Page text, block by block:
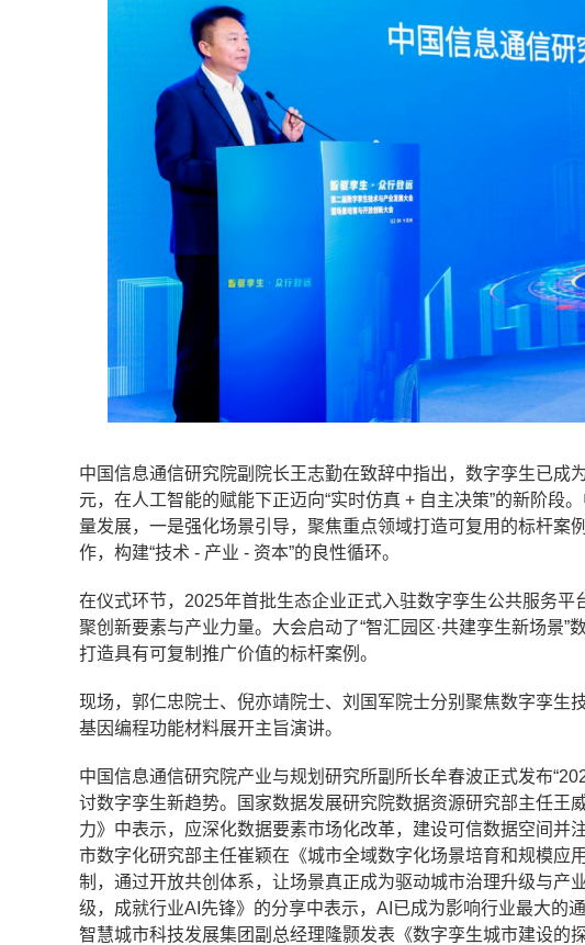
中国信息通信研究院副院长王志勤在致辞中指出，数字孪生已
元，在人工智能的赋能下正迈向“实时仿真 + 自主决策”的新阶段
量发展，一是强化场景引导，聚焦重点领域打造可复用的标杆
作，构建“技术 - 产业 - 资本”的良性循环。
在仪式环节，2025年首批生态企业正式入驻数字孪生公共服务
聚创新要素与产业力量。大会启动了“智汇园区·共建孪生新场景
打造具有可复制推广价值的标杆案例。
现场，郭仁忠院士、倪亦靖院士、刘国军院士分别聚焦数字孪生
基因编程功能材料展开主旨演讲。
中国信息通信研究院产业与规划研究所副所长牟春波正式发布
讨数字孪生新趋势。国家数据发展研究院数据资源研究部主任
力》中表示，应深化数据要素市场化改革，建设可信数据空间并
市数字化研究部主任崔颖在《城市全域数字化场景培育和规模应
制，通过开放共创体系，让场景真正成为驱动城市治理升级与产
级，成就行业AI先锋》的分享中表示，AI已成为影响行业最大的
智慧城市科技发展集团副总经理隆颢发表《数字孪生城市建设的